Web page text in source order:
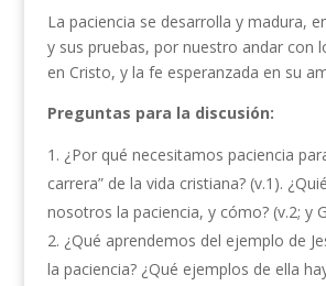
La paciencia se desarrolla y madura,
y sus pruebas, por nuestro andar con
en Cristo, y la fe esperanzada en su
Preguntas para la discusión:
¿Por qué necesitamos paciencia
carrera” de la vida cristiana? (v.1).
nosotros la paciencia, y cómo? (v.2; y
¿Qué aprendemos del ejemplo de
la paciencia? ¿Qué ejemplos de ella